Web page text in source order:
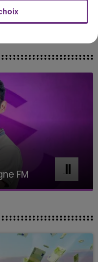
Easy (to Fall In Love)